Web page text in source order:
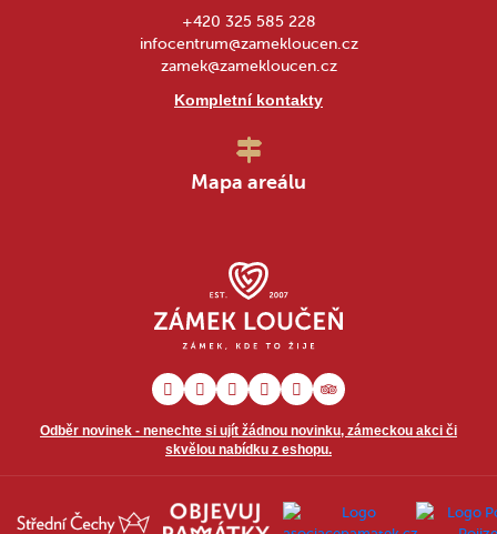
Odběr novinek - nenechte si ujít žádnou novinku, zámeckou akci či
skvělou nabídku z eshopu.
+420 325 585 228
infocentrum@zamekloucen.cz
zamek@zamekloucen.cz
Kompletní kontakty
Mapa areálu